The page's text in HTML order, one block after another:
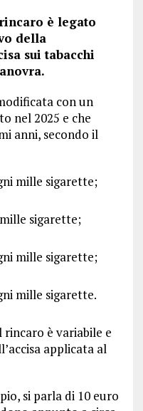
è legato
della
sui tabacchi
con un
nel 2025 e che
anni, secondo il
mille sigarette;
sigarette;
mille sigarette;
mille sigarette.
rincaro è variabile e
applicata al
si parla di 10 euro